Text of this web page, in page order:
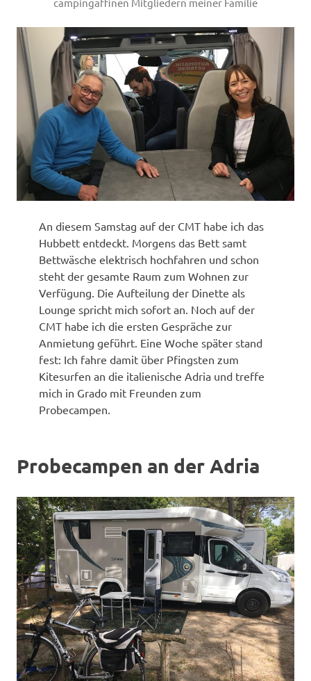
An diesem Samstag auf der CMT habe ich das
Hubbett entdeckt. Morgens das Bett samt
Bettwäsche elektrisch hochfahren und schon
steht der gesamte Raum zum Wohnen zur
Verfügung. Die Aufteilung der Dinette als
Lounge spricht mich sofort an. Noch auf der
CMT habe ich die ersten Gespräche zur
Anmietung geführt. Eine Woche später stand
fest: Ich fahre damit über Pfingsten zum
Kitesurfen an die italienische Adria und treffe
mich in Grado mit Freunden zum
Probecampen.
Probecampen an der Adria